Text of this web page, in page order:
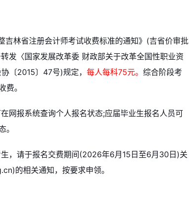
吉林省注册会计师考试收费标准的通知》(吉省价审批
发〈国家发展改革委 财政部关于改革全国性职业资
〔2015〕47号)规定， 每人每科75元。 综合阶段考
费。
网报系统查询个人报名状态;应届毕业生报名人员可
。
，请于报名交费期间(2026年6月15日至6月30日)关
的相关通知，按要求申领。